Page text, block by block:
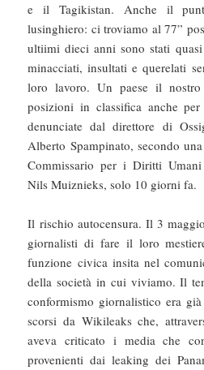
e il Tagikistan. Anche il
lusinghiero: ci troviamo al 77”
ultiimi dieci anni sono stati
minacciati, insultati e querelati
loro lavoro. Un paese il
posizioni in classifica anche per
denunciate dal direttore di
Alberto Spampinato, secondo
Commissario per i Diritti
Nils Muiznieks, solo 10 giorni fa.
Il rischio autocensura. Il 3
giornalisti di fare il loro
funzione civica insita nel
della società in cui viviamo. Il
conformismo giornalistico era
scorsi da Wikileaks che,
aveva criticato i media che
provenienti dai leaking dei